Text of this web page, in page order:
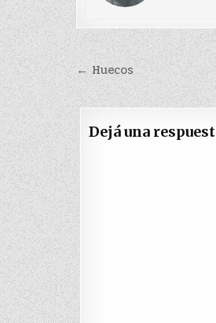
Navegación
de
entradas
← Huecos
Dejá una